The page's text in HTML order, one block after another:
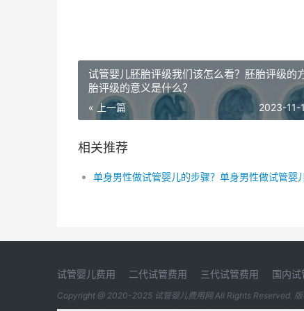
试管婴儿胚胎评级我们该怎么看？胚胎评级的
胎评级的意义是什么？
« 上一篇 2023-11-
相关推荐
试管婴儿费用 二代试管费用 三代试管费用 国内试
Copyright @ 2020-2025 试管婴儿费用网All Rights Reserved.